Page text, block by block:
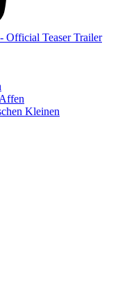
Teaser Trailer
Kleinen